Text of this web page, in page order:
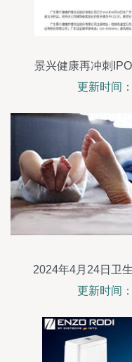
景兴健康再冲刺
更新时间
2024年4月24日卫
卫生用
更新时间